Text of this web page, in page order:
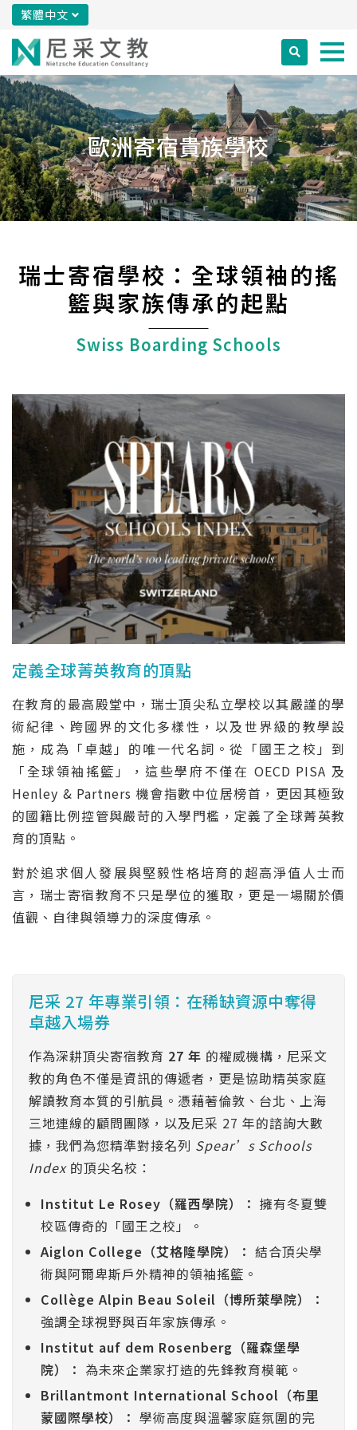
繁體中文
歐洲寄宿貴族學校
瑞士寄宿學校：全球領袖的搖
籃與家族傳承的起點
Swiss Boarding Schools
定義全球菁英教育的頂點
在教育的最高殿堂中，瑞士頂尖私立學校以其嚴謹的學
術紀律、跨國界的文化多樣性，以及世界級的教學設
施，成為「卓越」的唯一代名詞。從「國王之校」到
「全球領袖搖籃」，這些學府不僅在 OECD PISA 及
Henley & Partners 機會指數中位居榜首，更因其極致
的國籍比例控管與嚴苛的入學門檻，定義了全球菁英教
育的頂點。
對於追求個人發展與堅毅性格培育的超高淨值人士而
言，瑞士寄宿教育不只是學位的獲取，更是一場關於價
值觀、自律與領導力的深度傳承。
尼采 27 年專業引領：在稀缺資源中奪得
卓越入場券
作為深耕頂尖寄宿教育 27 年 的權威機構，尼采文
教的角色不僅是資訊的傳遞者，更是協助精英家庭
解讀教育本質的引航員。憑藉著倫敦、台北、上海
三地連線的顧問團隊，以及尼采 27 年的諮詢大數
據，我們為您精準對接名列 Spear’s Schools
Index的頂尖名校：
Institut Le Rosey（羅西學院）： 擁有冬夏雙
校區傳奇的「國王之校」。
Aiglon College（艾格隆學院）： 結合頂尖學
術與阿爾卑斯戶外精神的領袖搖籃。
Collège Alpin Beau Soleil（博所萊學院）：
強調全球視野與百年家族傳承。
Institut auf dem Rosenberg（羅森堡學
院）： 為未來企業家打造的先鋒教育模範。
Brillantmont International School（布里
蒙國際學校）： 學術高度與溫馨家庭氛圍的完